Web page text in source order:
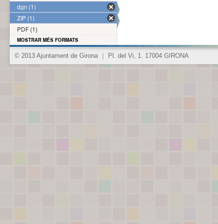
dgn (1)
ZIP (1)
PDF (1)
MOSTRAR MÉS FORMATS
© 2013 Ajuntament de Girona Pl. del Vi, 1. 17004 GIRONA